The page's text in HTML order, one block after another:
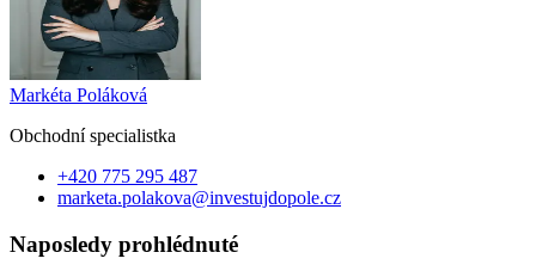
Markéta Poláková
Obchodní specialistka
+420 775 295 487
marketa.polakova@investujdopole.cz
Naposledy prohlédnuté